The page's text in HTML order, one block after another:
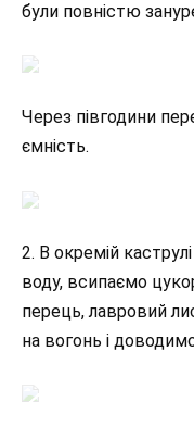
були повністю
Через півгодини
ємність.
2. В окремій
воду, всипаємо
перець, лавровий
на вогонь і